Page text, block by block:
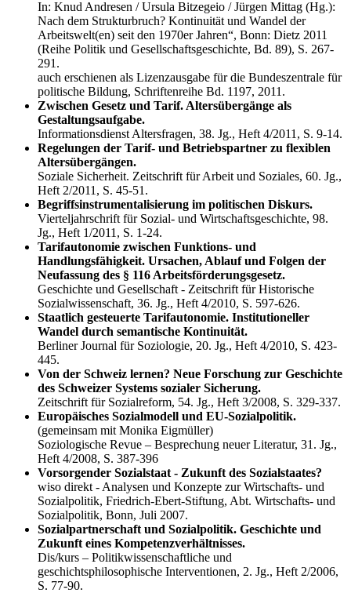
In: Knud Andresen / Ursula Bitzegeio / Jürgen Mittag (Hg.):
Nach dem Strukturbruch? Kontinuität und Wandel der
Arbeitswelt(en) seit den 1970er Jahren“, Bonn: Dietz 2011
(Reihe Politik und Gesellschaftsgeschichte, Bd. 89), S. 267-
291.
auch erschienen als Lizenzausgabe für die Bundeszentrale für
politische Bildung, Schriftenreihe Bd. 1197, 2011.
Zwischen Gesetz und Tarif. Altersübergänge als
Gestaltungsaufgabe.
Informationsdienst Altersfragen, 38. Jg., Heft 4/2011, S. 9-14.
Regelungen der Tarif- und Betriebspartner zu flexiblen
Altersübergängen.
Soziale Sicherheit. Zeitschrift für Arbeit und Soziales, 60. Jg.,
Heft 2/2011, S. 45-51.
Begriffsinstrumentalisierung im politischen Diskurs.
Vierteljahrschrift für Sozial- und Wirtschaftsgeschichte, 98.
Jg., Heft 1/2011, S. 1-24.
Tarifautonomie zwischen Funktions- und
Handlungsfähigkeit. Ursachen, Ablauf und Folgen der
Neufassung des § 116 Arbeitsförderungsgesetz.
Geschichte und Gesellschaft - Zeitschrift für Historische
Sozialwissenschaft, 36. Jg., Heft 4/2010, S. 597-626.
Staatlich gesteuerte Tarifautonomie. Institutioneller
Wandel durch semantische Kontinuität.
Berliner Journal für Soziologie, 20. Jg., Heft 4/2010, S. 423-
445.
Von der Schweiz lernen? Neue Forschung zur Geschichte
des Schweizer Systems sozialer Sicherung.
Zeitschrift für Sozialreform, 54. Jg., Heft 3/2008, S. 329-337.
Europäisches Sozialmodell und EU-Sozialpolitik.
(gemeinsam mit Monika Eigmüller)
Soziologische Revue – Besprechung neuer Literatur, 31. Jg.,
Heft 4/2008, S. 387-396
Vorsorgender Sozialstaat - Zukunft des Sozialstaates?
wiso direkt - Analysen und Konzepte zur Wirtschafts- und
Sozialpolitik, Friedrich-Ebert-Stiftung, Abt. Wirtschafts- und
Sozialpolitik, Bonn, Juli 2007.
Sozialpartnerschaft und Sozialpolitik. Geschichte und
Zukunft eines Kompetenzverhältnisses.
Dis/kurs – Politikwissenschaftliche und
geschichtsphilosophische Interventionen, 2. Jg., Heft 2/2006,
S. 77-90.